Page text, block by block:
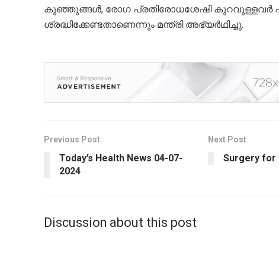
കുഞ്ഞുങ്ങൾ, രോഗ പ്രതിരോധശേഷി കുറവുള്ളവർ
ശ്രദ്ധിക്കേണ്ടതാണെന്നും മന്ത്രി അഭ്യർഥിച്ചു.
Previous Post
Today’s Health News 04-07-
2024
Next Post
Surgery for
Discussion about this post